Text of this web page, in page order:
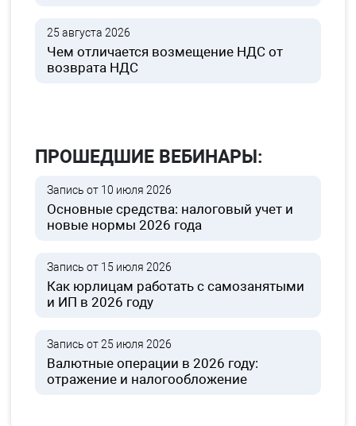
25 августа 2026
Чем отличается возмещение НДС от
возврата НДС
ПРОШЕДШИЕ ВЕБИНАРЫ:
Запись от 10 июля 2026
Основные средства: налоговый учет и
новые нормы 2026 года
Запись от 15 июля 2026
Как юрлицам работать с самозанятыми
и ИП в 2026 году
Запись от 25 июля 2026
Валютные операции в 2026 году:
отражение и налогообложение